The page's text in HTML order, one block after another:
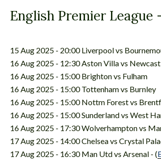
English Premier
15 Aug 2025 - 20:00 Liverpool vs
16 Aug 2025 - 12:30 Aston Villa vs
16 Aug 2025 - 15:00 Brighton vs Fulham
16 Aug 2025 - 15:00 Tottenham vs Burnley
16 Aug 2025 - 15:00 Nottm Forest vs
16 Aug 2025 - 15:00 Sunderland vs West
16 Aug 2025 - 17:30 Wolverhampton vs
17 Aug 2025 - 14:00 Chelsea vs Crystal
17 Aug 2025 - 16:30 Man Utd vs Arsenal - (